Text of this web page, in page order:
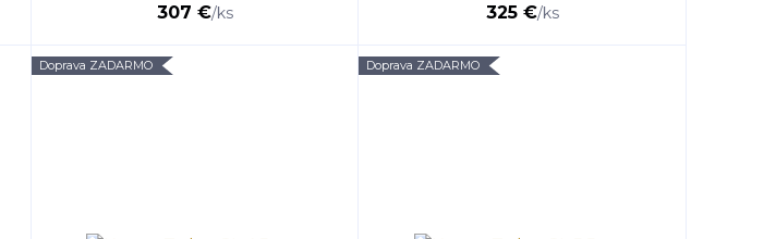
307 €/ks 325 €/ks
Doprava ZADARMO Doprava ZADARMO